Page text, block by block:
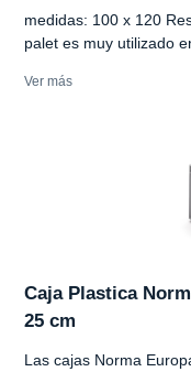
medidas: 100 x 120
palet es muy utilizado
Ver más
Caja Plastica
25 cm
Las cajas Norma